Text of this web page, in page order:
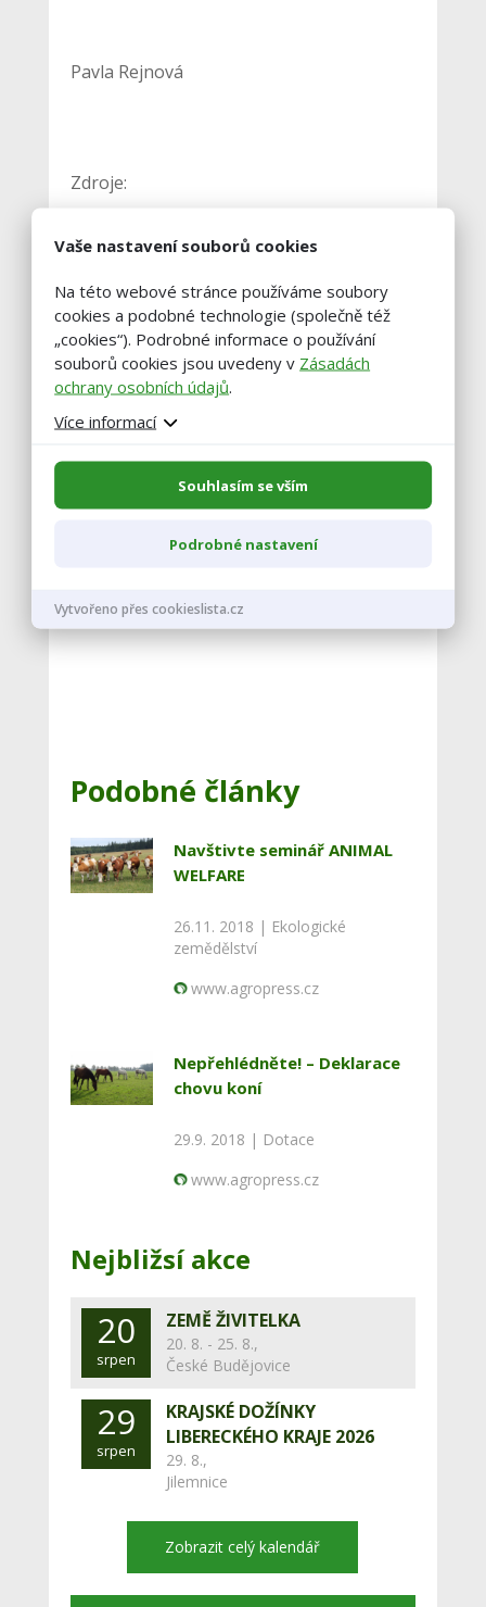
Pavla Rejnová
Zdroje:
Moudrý, J., Konvalina, P., Moudrý, J. jr.,
Kalinová, J.: Ekologické zemědělství. JU ZF v
Č. Budějovicích, 2007, 220 s.
Šarapatka, B., Urban, J. 2006. Ekologické
zemědělství v praxi. PRO-BIO Svaz
ISBN: 8087080009.
Šonková, R. 2006. Welfare v ekologickém
Praha. 29 s. ISBN: 8072711768.
Podobné články
Navštivte seminář ANIMAL
WELFARE
26.11. 2018 | Ekologické
zemědělství
www.agropress.cz
Nepřehlédněte! – Deklarace
chovu koní
29.9. 2018 | Dotace
www.agropress.cz
Nejbližsí akce
20
srpen
ZEMĚ ŽIVITELKA
20. 8. - 25. 8.,
České Budějovice
29
srpen
KRAJSKÉ DOŽÍNKY
LIBERECKÉHO KRAJE 2026
29. 8.,
Jilemnice
Zobrazit celý kalendář
Vaše nastavení souborů cookies
Na této webové stránce používáme soubory
cookies a podobné technologie (společně též
„cookies“). Podrobné informace o používání
souborů cookies jsou uvedeny v Zásadách
ochrany osobních údajů.
Více informací
Souhlasím se vším
Podrobné nastavení
Vytvořeno přes cookieslista.cz